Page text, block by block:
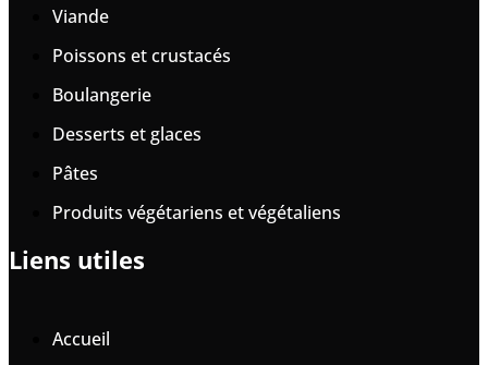
Viande
Poissons et crustacés
Boulangerie
Desserts et glaces
Pâtes
Produits végétariens et végétaliens
Liens utiles
Accueil